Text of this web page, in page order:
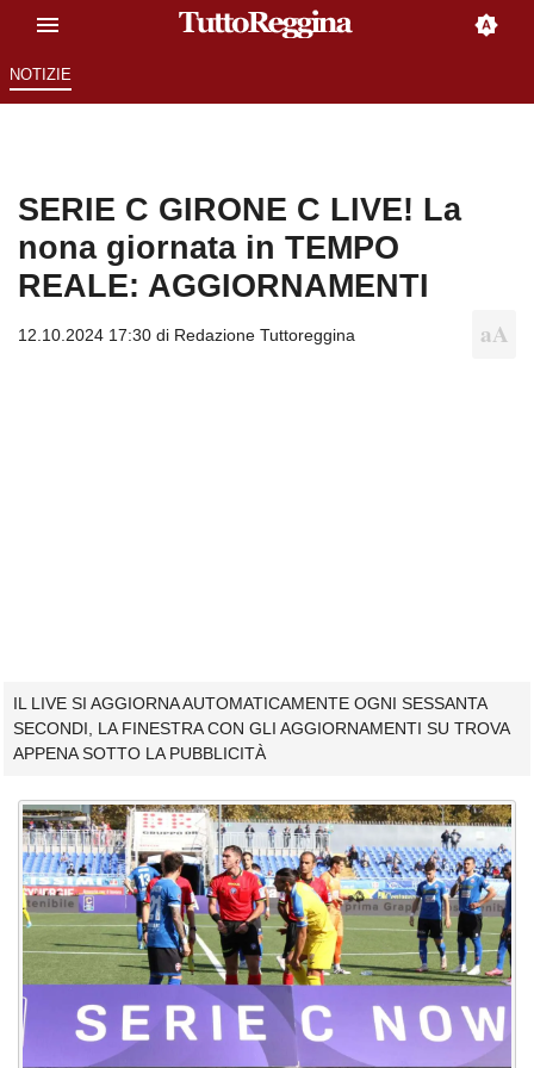
NOTIZIE
SERIE C GIRONE C LIVE! La
nona giornata in TEMPO
REALE: AGGIORNAMENTI
12.10.2024 17:30 di Redazione Tuttoreggina
IL LIVE SI AGGIORNA AUTOMATICAMENTE OGNI SESSANTA
SECONDI, LA FINESTRA CON GLI AGGIORNAMENTI SU TROVA
APPENA SOTTO LA PUBBLICITÀ